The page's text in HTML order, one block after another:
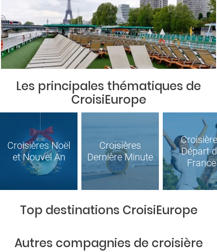
Les principales thématiques de
CroisiEurope
Croisières Noël
et Nouvel An
Croisières
Dernière Minute
Départ
France
Top destinations CroisiEurope
Autres compagnies de croisière